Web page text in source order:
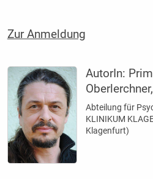
Zur Anmeldung
AutorIn:
Abteilung für
KLINIKUM
Klagenfurt)